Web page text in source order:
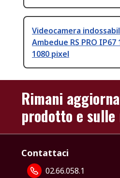
Videocamera
Ambedue RS PRO IP67
1080 pixel
Rimani
prodotto e
Contattaci
02.66.058.1